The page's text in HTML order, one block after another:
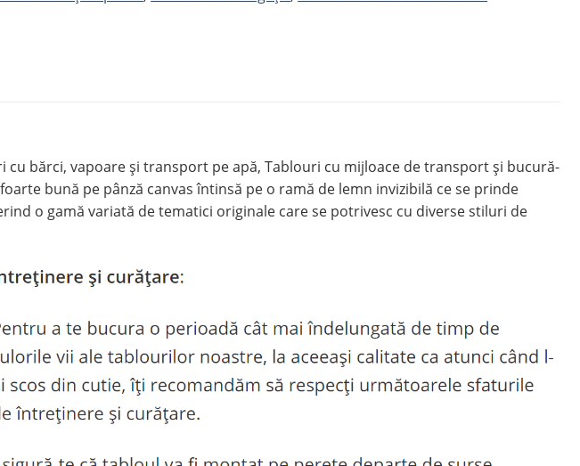
bărci, vapoare și transport pe apă, Tablouri cu mijloace de transport și bucură-
bună pe pânză canvas întinsă pe o ramă de lemn invizibilă ce se prinde
o gamă variată de tematici originale care se potrivesc cu diverse stiluri de